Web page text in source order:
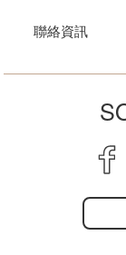
聯絡資訊